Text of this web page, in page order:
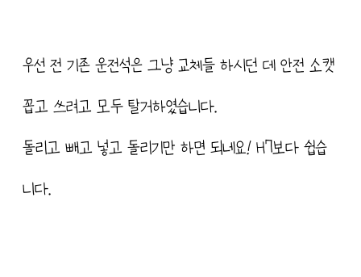
우선 전 기존 운전석은 그냥 교체들 하시던 데 안전 소캣
꼽고 쓰려고 모두 탈거하였습니다.
돌리고 빼고 넣고 돌리기만 하면 되네요! H7보다 쉽습
니다.